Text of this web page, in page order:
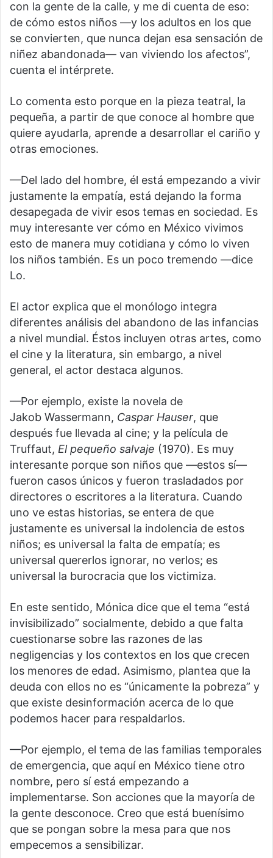
con la gente de la calle, y me di cuenta de eso:
de cómo estos niños —y los adultos en los que
se convierten, que nunca dejan esa sensación de
niñez abandonada— van viviendo los afectos”,
cuenta el intérprete.
Lo comenta esto porque en la pieza teatral, la
pequeña, a partir de que conoce al hombre que
quiere ayudarla, aprende a desarrollar el cariño y
otras emociones.
—Del lado del hombre, él está empezando a vivir
justamente la empatía, está dejando la forma
desapegada de vivir esos temas en sociedad. Es
muy interesante ver cómo en México vivimos
esto de manera muy cotidiana y cómo lo viven
los niños también. Es un poco tremendo —dice
Lo.
El actor explica que el monólogo integra
diferentes análisis del abandono de las infancias
a nivel mundial. Éstos incluyen otras artes, como
el cine y la literatura, sin embargo, a nivel
general, el actor destaca algunos.
—Por ejemplo, existe la novela de
Jakob Wassermann, Caspar Hauser, que
después fue llevada al cine; y la película de
Truffaut, El pequeño salvaje (1970). Es muy
interesante porque son niños que —estos sí—
fueron casos únicos y fueron trasladados por
directores o escritores a la literatura. Cuando
uno ve estas historias, se entera de que
justamente es universal la indolencia de estos
niños; es universal la falta de empatía; es
universal quererlos ignorar, no verlos; es
universal la burocracia que los victimiza.
En este sentido, Mónica dice que el tema “está
invisibilizado” socialmente, debido a que falta
cuestionarse sobre las razones de las
negligencias y los contextos en los que crecen
los menores de edad. Asimismo, plantea que la
deuda con ellos no es “únicamente la pobreza” y
que existe desinformación acerca de lo que
podemos hacer para respaldarlos.
—Por ejemplo, el tema de las familias temporales
de emergencia, que aquí en México tiene otro
nombre, pero sí está empezando a
implementarse. Son acciones que la mayoría de
la gente desconoce. Creo que está buenísimo
que se pongan sobre la mesa para que nos
empecemos a sensibilizar.